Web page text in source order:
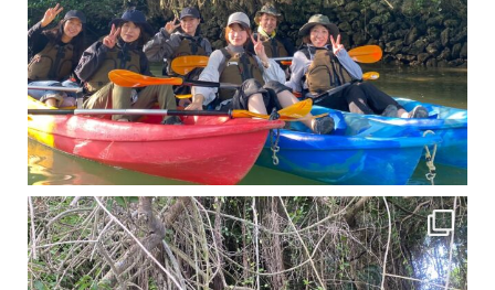
11月となり沖縄も寒くなってきましたが まだまだ沖縄は半袖です
この時期は、修学旅行